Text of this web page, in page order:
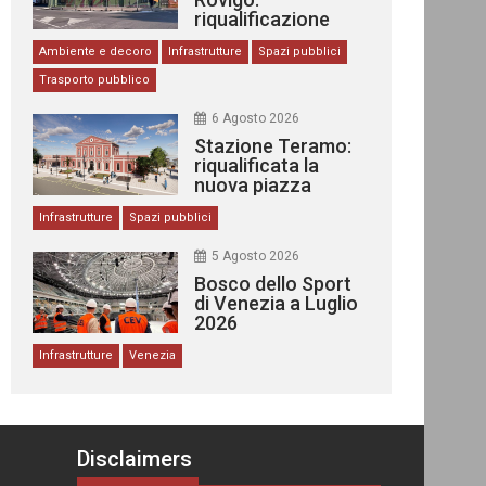
riqualificazione
delle stazioni
Ambiente e decoro Infrastrutture
Spazi pubblici
Trasporto pubblico
6 Agosto 2026
Stazione Teramo:
riqualificata la
nuova piazza
urbana
Infrastrutture Spazi pubblici
5 Agosto 2026
Bosco dello Sport
di Venezia a Luglio
2026
Infrastrutture Venezia
Disclaimers